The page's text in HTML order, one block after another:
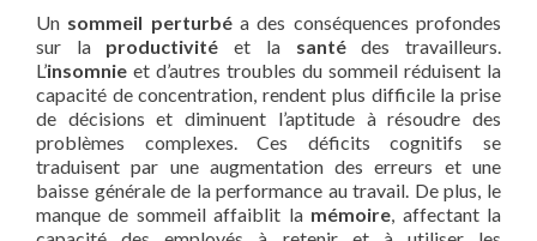
Un sommeil perturbéa des conséquences profondes
sur la productivité et la santédes travailleurs.
L’insomnie et d’autres troubles du sommeil réduisent la
capacité de concentration, rendent plus difficile la prise
de décisions et diminuent l’aptitude à résoudre des
problèmes complexes. Ces déficits cognitifs se
traduisent par une augmentation des erreurs et une
baisse générale de la performance au travail. De plus, le
manque de sommeil affaiblit la mémoire, affectant la